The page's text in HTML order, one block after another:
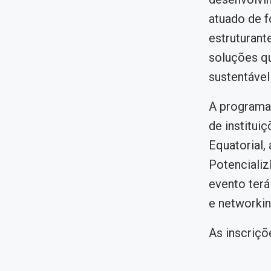
atuado de
soluções
A
de
Equatorial,
evento
e
As